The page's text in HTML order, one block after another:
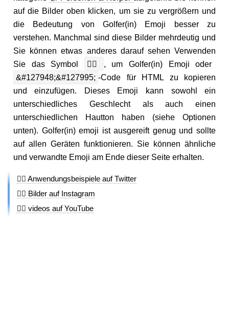
auf die Bilder oben klicken, um sie zu vergrößern und
die Bedeutung von Golfer(in) Emoji besser zu
verstehen. Manchmal sind diese Bilder mehrdeutig und
Sie können etwas anderes darauf sehen Verwenden
Sie das Symbol
🏌🏻
, um Golfer(in) Emoji oder
&#127948;&#127995; -Code für HTML zu kopieren
und einzufügen. Dieses Emoji kann sowohl ein
unterschiedliches Geschlecht als auch einen
unterschiedlichen Hautton haben (siehe Optionen
unten). Golfer(in) emoji ist ausgereift genug und sollte
auf allen Geräten funktionieren. Sie können ähnliche
und verwandte Emoji am Ende dieser Seite erhalten.
🏌🏻 Anwendungsbeispiele auf Twitter
🏌🏻 Bilder auf Instagram
🏌🏻 videos auf YouTube